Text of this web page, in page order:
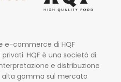
e-commerce di HQF
HQF è una società di
e distribuzione
gamma sul mercato